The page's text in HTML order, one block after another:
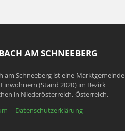
AM SCHNEEBERG
am Schneeberg ist eine Marktgemeinde
(Stand 2020) im Bezirk
in Niederösterreich, Österreich.
Datenschutzerklärung